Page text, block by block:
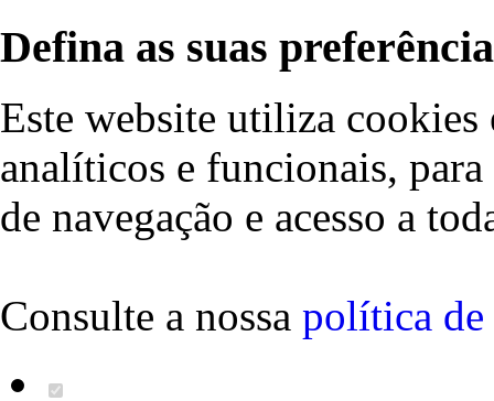
Defina as suas
Este website utiliza cookies
analíticos e funcionais,
de navegação e acesso a
Consulte a nossa política de